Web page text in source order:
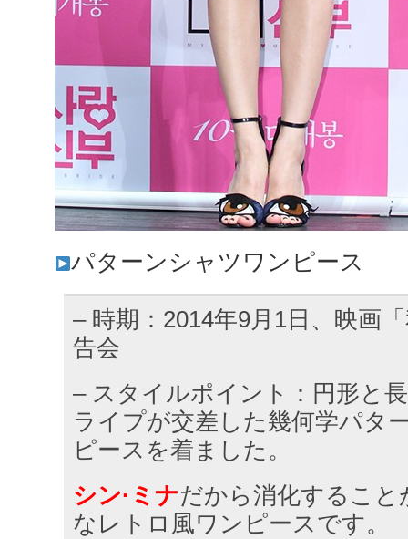
パターンシャツワンピース
– 時期：2014年9月1日、映画
告会
– スタイルポイント：円形と
ライプが交差した幾何学パタ
ピースを着ました。
シン·ミナだから消化するこ
なレトロ風ワンピースです。